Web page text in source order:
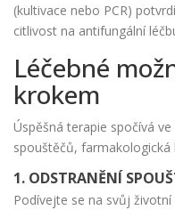
(kultivace nebo PCR)
citlivost na antifungální
Léčebné
krokem
Úspěšná terapie spočívá
spouštěčů,
1. ODSTRANĚNÍ
Podívejte se na svůj životní